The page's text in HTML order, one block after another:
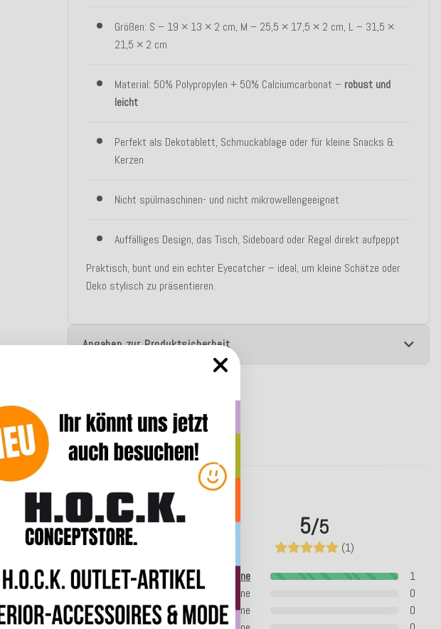
Größen: S – 19 × 13 × 2 cm, M – 25,5 × 17,5 × 2 cm, L – 31,5 ×
21,5 × 2 cm
Material: 50% Polypropylen + 50% Calciumcarbonat – robust und
leicht
Perfekt als Dekotablett, Schmuckablage oder für kleine Snacks &
Kerzen
Nicht spülmaschinen- und nicht mikrowellengeeignet
Auffälliges Design, das Tisch, Sideboard oder Regal direkt aufpeppt
Praktisch, bunt und ein echter Eyecatcher – ideal, um kleine Schätze oder
Deko stylisch zu präsentieren.
Angaben zur Produktsicherheit
5/5
(1)
5 Sterne
1
4 Sterne
0
3 Sterne
0